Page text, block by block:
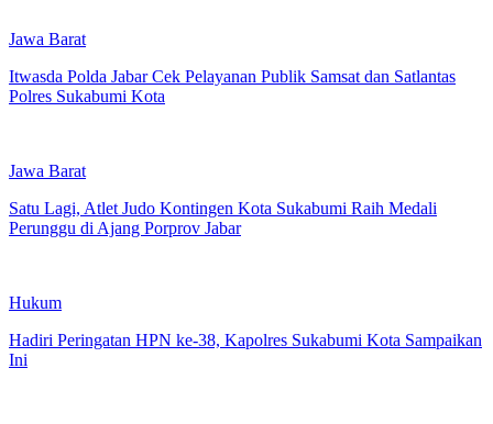
Jawa Barat
Itwasda Polda Jabar Cek Pelayanan Publik Samsat dan Satlantas
Polres Sukabumi Kota
Jawa Barat
Satu Lagi, Atlet Judo Kontingen Kota Sukabumi Raih Medali
Perunggu di Ajang Porprov Jabar
Hukum
Hadiri Peringatan HPN ke-38, Kapolres Sukabumi Kota Sampaikan
Ini